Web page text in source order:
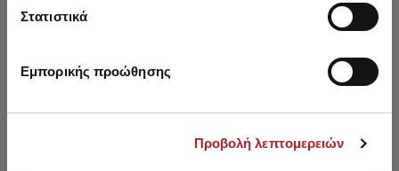
Στατιστικά
Εμπορικής προώθησης
Προβολή λεπτομερειών
Είδατε πρόσφατα